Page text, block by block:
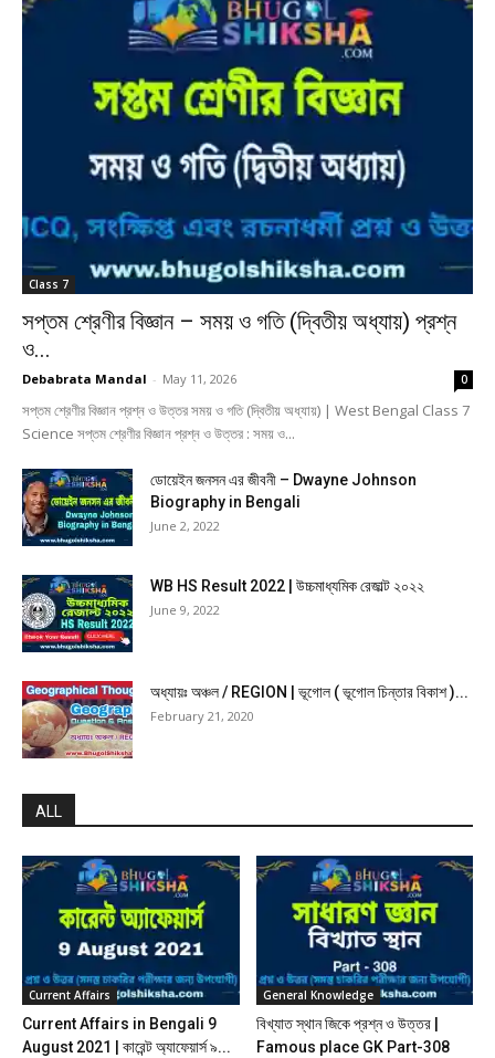
Class 7
সপ্তম শ্রেণীর বিজ্ঞান – সময় ও গতি (দ্বিতীয় অধ্যায়) প্রশ্ন
ও...
Debabrata Mandal - May 11, 2026 0
সপ্তম শ্রেণীর বিজ্ঞান প্রশ্ন ও উত্তর সময় ও গতি (দ্বিতীয় অধ্যায়) | West Bengal Class 7
Science সপ্তম শ্রেণীর বিজ্ঞান প্রশ্ন ও উত্তর : সময় ও...
ডোয়েইন জনসন এর জীবনী – Dwayne Johnson
Biography in Bengali
June 2, 2022
WB HS Result 2022 | উচ্চমাধ্যমিক রেজাল্ট ২০২২
June 9, 2022
অধ্যায়ঃ অঞ্চল / REGION | ভূগোল ( ভূগোল চিন্তার বিকাশ )...
February 21, 2020
ALL
Current Affairs
Current Affairs in Bengali 9
August 2021 | কারেন্ট অ্যাফেয়ার্স ৯...
General Knowledge
বিখ্যাত স্থান জিকে প্রশ্ন ও উত্তর |
Famous place GK Part-308